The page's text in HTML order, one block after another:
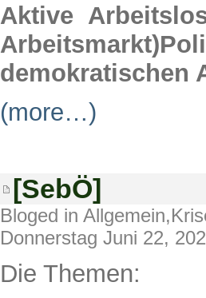
Aktive
demokratischen
(more…)
[SebÖ]
Bloged in Allgemein,
Donnerstag Juni 22,
Die Themen: